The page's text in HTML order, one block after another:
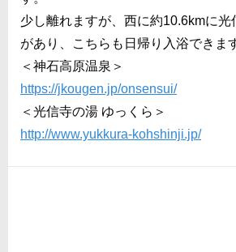
少し離れますが、西に約10.6kmに光
があり、こちらも日帰り入浴できま
＜神石高原温泉＞
https://jkougen.jp/onsensui/
＜光信寺の湯 ゆっくら＞
http://www.yukkura-kohshinji.jp/